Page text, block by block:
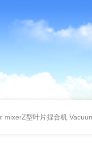
mixerZ型叶片捏合机